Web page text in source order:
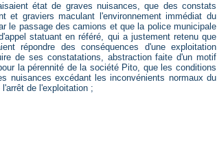
état de graves nuisances, que des constats
et graviers maculant l'environnement immédiat du
le passage des camions et que la police municipale
statuant en référé, qui a justement retenu que
répondre des conséquences d'une exploitation
de ses constatations, abstraction faite d'un motif
la pérennité de la société Pito, que les conditions
nuisances excédant les inconvénients normaux du
de l'exploitation ;